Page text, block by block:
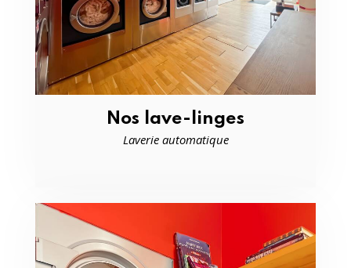
Nos lave-linges
Laverie automatique